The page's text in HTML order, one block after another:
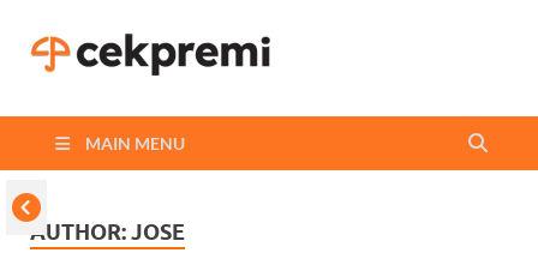
MAIN MENU
AUTHOR:JOSE